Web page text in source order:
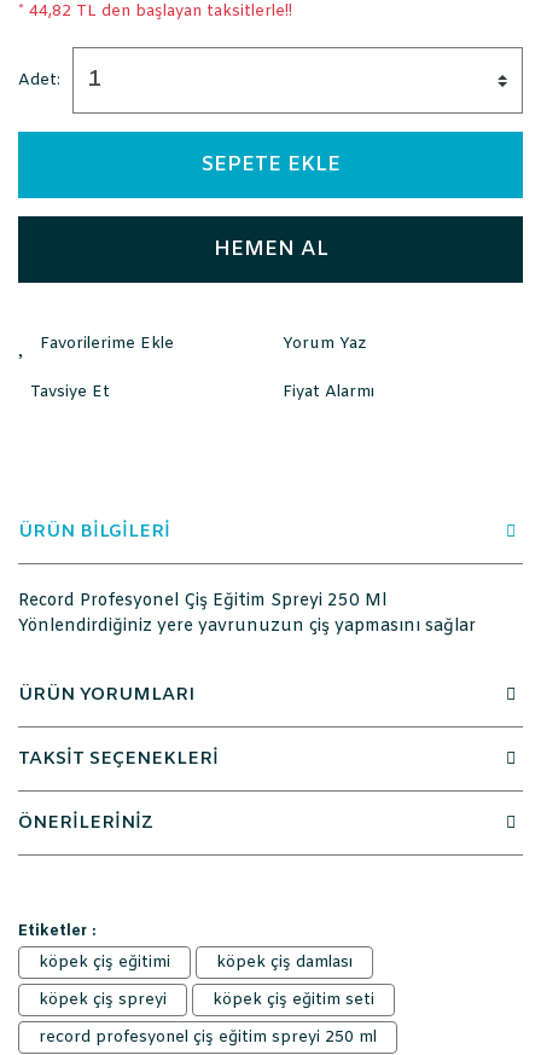
* 44,82 TL den başlayan taksitlerle!!
Adet:
SEPETE EKLE
HEMEN AL
Yorum Yaz
Tavsiye Et Fiyat Alarmı
ÜRÜN BİLGİLERİ
Record Profesyonel Çiş Eğitim Spreyi 250 Ml
Yönlendirdiğiniz yere yavrunuzun çiş yapmasını sağlar
ÜRÜN YORUMLARI
TAKSİT SEÇENEKLERİ
ÖNERİLERİNİZ
Etiketler :
köpek çiş eğitimi
köpek çiş damlası
köpek çiş spreyi
köpek çiş eğitim seti
record profesyonel çiş eğitim spreyi 250 ml